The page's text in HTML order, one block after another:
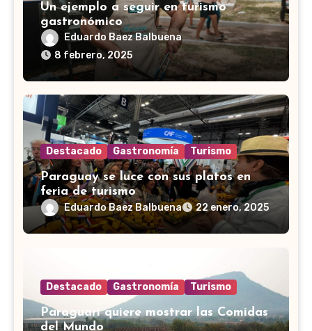
Un ejemplo a seguir en turismo
gastronómico
Eduardo Baez Balbuena
8 febrero, 2025
Destacado Gastronomía Turismo
Paraguay se luce con sus platos en
feria de turismo
Eduardo Baez Balbuena 22 enero, 2025
Destacado Gastronomía Turismo
Paraguarí quiere mostrar las Comidas
del Mundo